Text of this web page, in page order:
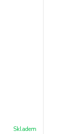
Skladem